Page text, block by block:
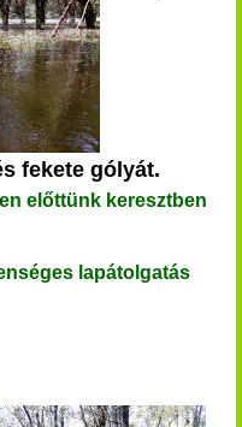
fekete gólyát.
előttünk keresztben
lapátolgatás